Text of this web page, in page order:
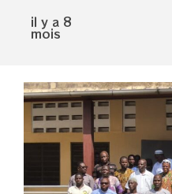
il y a 8
mois